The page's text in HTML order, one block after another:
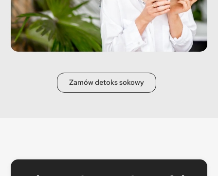
Zamów detoks sokowy